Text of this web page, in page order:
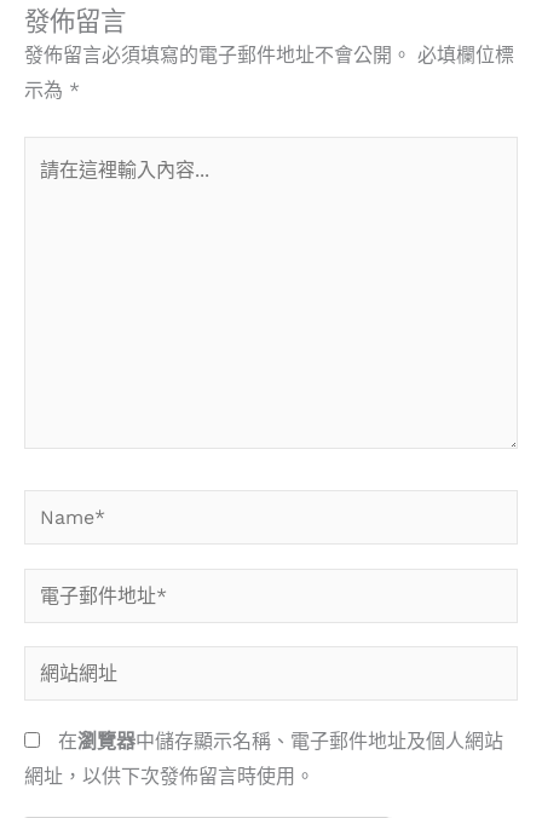
發佈留言
發佈留言必須填寫的電子郵件地址不會公開。 必填欄位標
示為 *
Name*
電
子
件
站
網
址
在瀏覽器中儲存顯示名稱、電子郵件地址及個人網站
網址，以供下次發佈留言時使用。